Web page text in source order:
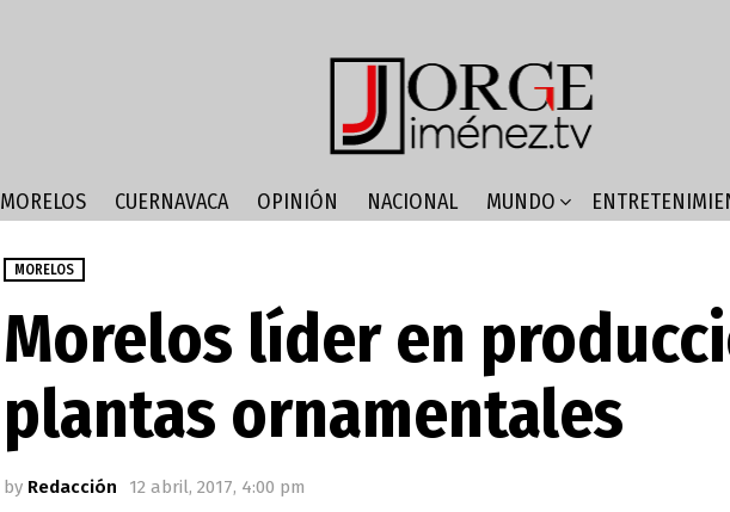
MORELOS CUERNAVACA OPINIÓN NACIONAL MUNDO
MORELOS
Morelos líder en
plantas ornamentales
by Redacción 12 abril, 2017, 4:00 pm